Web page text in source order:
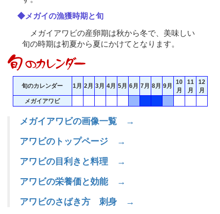
◆メガイの漁獲時期と旬
メガイアワビの産卵期は秋から冬で、美味しい
旬の時期は初夏から夏にかけてとなります。
旬のカレンダー 1月 2月 3月 4月 5月 6月 7月 8月 9月
10
月
11
月
12
月
メガイアワビ
メガイアワビの画像一覧 →
アワビのトップページ →
アワビの目利きと料理 →
アワビの栄養価と効能 →
アワビのさばき方 刺身 →